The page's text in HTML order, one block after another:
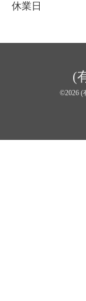
休業日
(
©2026 (